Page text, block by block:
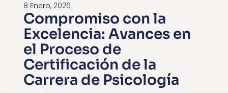
8 Enero, 2026
Compromiso con la
Excelencia: Avances en
el Proceso de
Certificación de la
Carrera de Psicología